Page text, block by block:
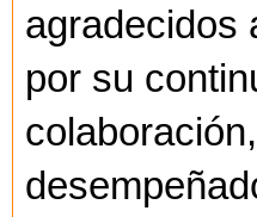
agradecidos
por su